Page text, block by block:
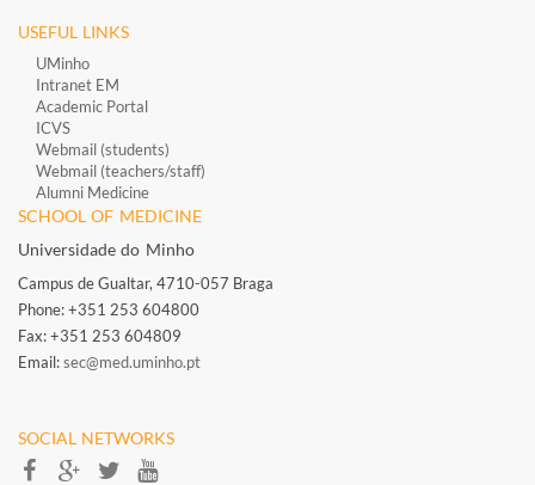
USEFUL LINKS
UMinho
Intranet EM
Academic Portal
ICVS
Webmail (students)
Webmail (teachers/staff)
Alumni Medicine
SCHOOL OF MEDICINE
Universidade do Minho
Campus de Gualtar, 4710-057 Braga
Phone: +351 253 604800
Fax: +351 253 604809
Email:sec@med.uminho.pt
SOCIAL NETWORKS​​